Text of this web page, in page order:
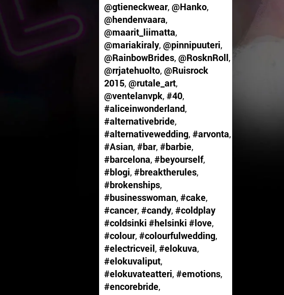
@gtieneckwear, @Hanko,
@hendenvaara,
@maarit_liimatta,
@mariakiraly, @pinnipuuteri,
@RainbowBrides, @RosknRoll,
@rrjatehuolto, @Ruisrock
2015, @rutale_art,
@ventelanvpk, #40,
#aliceinwonderland,
#alternativebride,
#alternativewedding, #arvonta,
#Asian, #bar, #barbie,
#barcelona, #beyourself,
#blogi, #breaktherules,
#brokenships,
#businesswoman, #cake,
#cancer, #candy, #coldplay
#coldsinki #helsinki #love,
#colour, #colourfulwedding,
#electricveil, #elokuva,
#elokuvaliput,
#elokuvateatteri, #emotions,
#encorebride,